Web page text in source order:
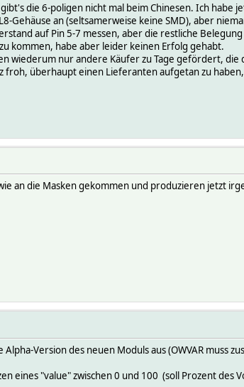
die 6-poligen nicht mal beim Chinesen. Ich
Gehäuse an (seltsamerweise keine SMD), aber
auf Pin 5-7 messen, aber die restliche
kommen, habe aber leider keinen Erfolg gehabt.
wiederum nur andere Käufer zu Tage gefördert,
froh, überhaupt einen Lieferanten aufgetan zu
an die Masken gekommen und produzieren jetzt
Alpha-Version des neuen Moduls aus (OWVAR
eines "value" zwischen 0 und 100 (soll Prozent des